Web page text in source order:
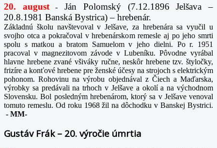
20. august-
Ján Polomský (7.12.1896 Jelšava –
20.8.1981 Banská Bystrica) – hrebenár.
Základnú školu navštevoval v Jelšave, za hrebenára sa vyučil u
svojho otca a pokračoval v hrebenárskom remesle aj po jeho smrti
spolu s matkou a bratom Samuelom v jeho dielni. Po r. 1951
pracoval v magnezitovom závode v Lubeníku. Pôvodne vyrábal
hlavne hrebene zvané všiváky ručne, neskôr hrebene tzv. štyločky,
frizíre a konťové hrebene pre ženské účesy na strojoch s elektrickým
pohonom. Rohovinu na výrobu objednával z Čiech a Maďarska,
výrobky sa predávali na trhoch v Jelšave a okolí a na východnom
Slovensku. Bol posledným hrebenárom, ktorý sa v Jelšave venoval
tomuto remeslu. Od roku 1968 žil na dôchodku v Banskej Bystrici.
- MM-
Gustáv Frák – 20. výročie úmrtia